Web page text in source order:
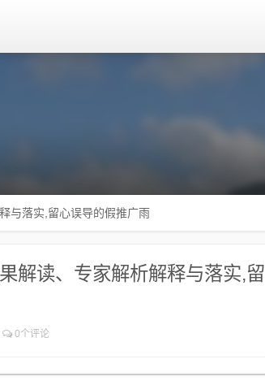
与落实,留心误导的假推广雨
解读、专家解析解释与落实,留
0个评论